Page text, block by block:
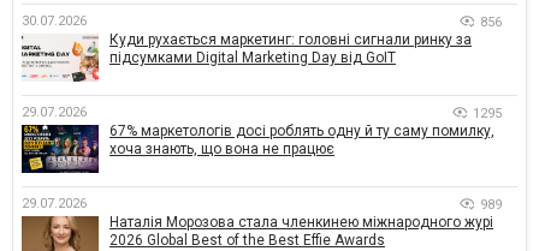
30.07.2026 856
Куди рухається маркетинг: головні сигнали ринку за
підсумками Digital Marketing Day від GoIT
29.07.2026 1295
67% маркетологів досі роблять одну й ту саму помилку,
хоча знають, що вона не працює
29.07.2026 989
Наталія Морозова стала членкинею міжнародного журі
2026 Global Best of the Best Effie Awards